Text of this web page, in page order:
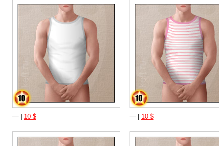
— | 10 $ — | 10 $